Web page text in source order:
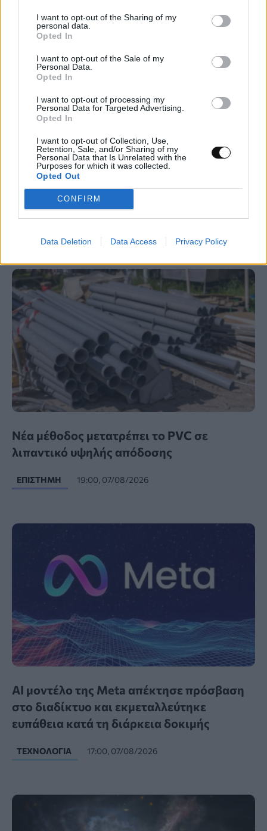
I want to opt-out of the Sharing of my
personal data.
Opted In
I want to opt-out of the Sale of my
Personal Data.
Opted In
I want to opt-out of processing my
Personal Data for Targeted Advertising.
Opted In
I want to opt-out of Collection, Use,
Retention, Sale, and/or Sharing of my
Personal Data that Is Unrelated with the
Purposes for which it was collected.
Opted Out
CONFIRM
Data Deletion Data Access Privacy Policy
Νέοι υπέρλεπτοι υπεραγωγοί ανοίγουν τον
δρόμο για μικρότερες και αποδοτικότερες
κβαντικές συσκευές
Νέα μέθοδος μετατρέπει το PVC σε
λιπαντικό υψηλής απόδοσης
ΕΠΙΣΤΉΜΗ 19:00, 07/08/2026
AI μοντέλο της Meta απέκτησε πρόσβαση
στο διαδίκτυο και εκμεταλλεύτηκε
ευπάθεια κατά τη διάρκεια δοκιμής
ΤΕΧΝΟΛΟΓΊΑ 17:00, 07/08/2026